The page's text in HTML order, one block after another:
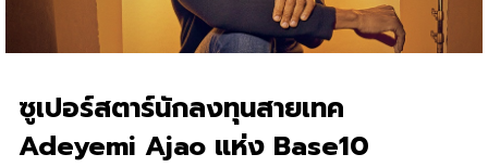
ซูเปอร์สตาร์นักลงทุนสายเทค
Adeyemi Ajao แห่ง Base10